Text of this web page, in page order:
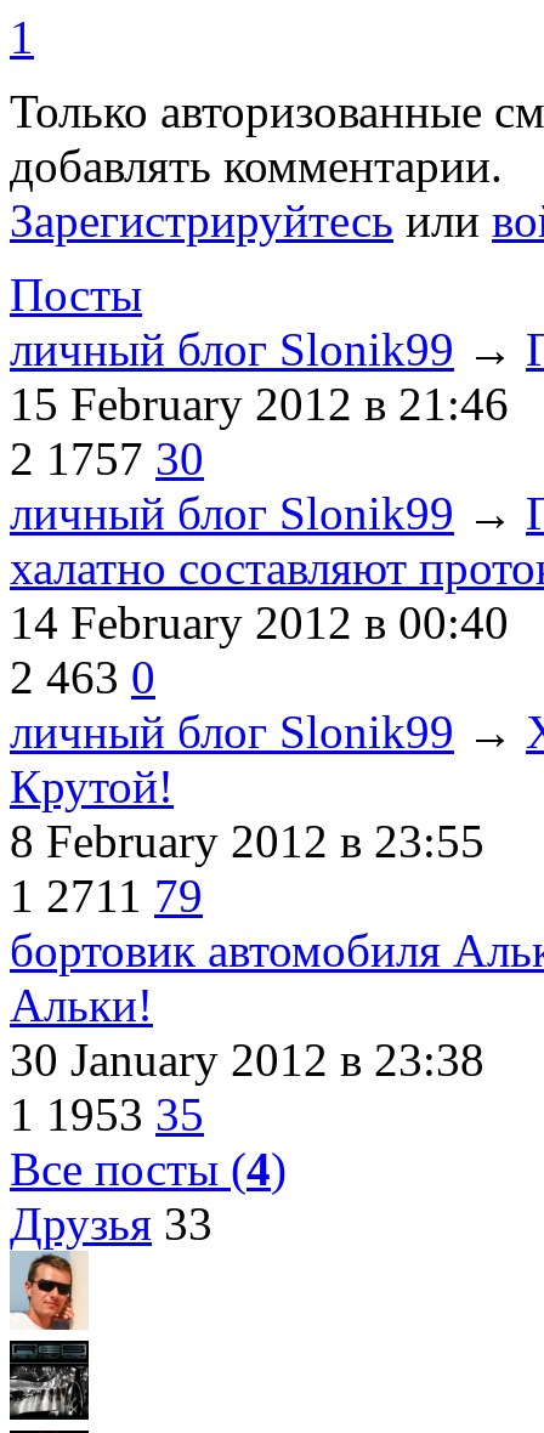
1
Только авторизованные
добавлять комментарии.
Зарегистрируйтесь или
Посты
личный блог Slonik99 →
15 February 2012 в 21:46
2 1757 30
личный блог Slonik99 →
халатно составляют
14 February 2012 в 00:40
2 463 0
личный блог Slonik99 →
Крутой!
8 February 2012 в 23:55
1 2711 79
бортовик автомобиля
Альки!
30 January 2012 в 23:38
1 1953 35
Все посты (4)
Друзья 33